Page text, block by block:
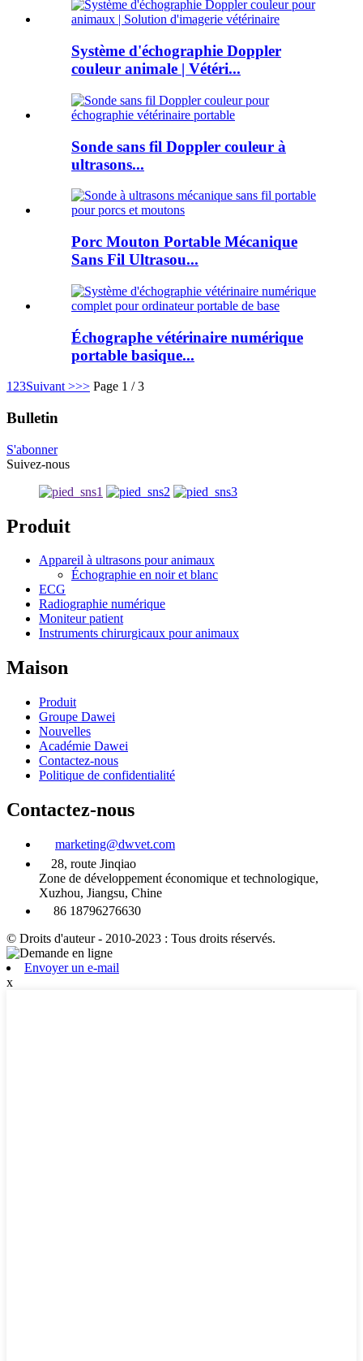
Système d'échographie Doppler
couleur animale | Vétéri...
Sonde sans fil Doppler couleur à
ultrasons...
Porc Mouton Portable Mécanique
Sans Fil Ultrasou...
Échographe vétérinaire numérique
portable basique...
1 23Suivant >>> Page 1 / 3
Bulletin
S'abonner
Suivez-nous
Produit
Appareil à ultrasons pour animaux
Échographie en noir et blanc
ECG
Radiographie numérique
Moniteur patient
Instruments chirurgicaux pour animaux
Maison
Produit
Groupe Dawei
Nouvelles
Académie Dawei
Contactez-nous
Politique de confidentialité
Contactez-nous
marketing@dwvet.com
28, route Jinqiao
Zone de développement économique et technologique,
Xuzhou, Jiangsu, Chine
86 18796276630
© Droits d'auteur - 2010-2023 : Tous droits réservés.
Envoyer un e-mail
x